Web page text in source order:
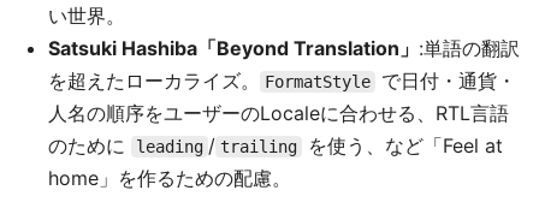
い世界。
Satsuki Hashiba「Beyond Translation」 :単語の翻訳
を超えたローカライズ。
FormatStyle
で日付・通貨・
人名の順序をユーザーのLocaleに合わせる、RTL言語
のために
leading / trailing
を使う、など「Feel at
home」を作るための配慮。